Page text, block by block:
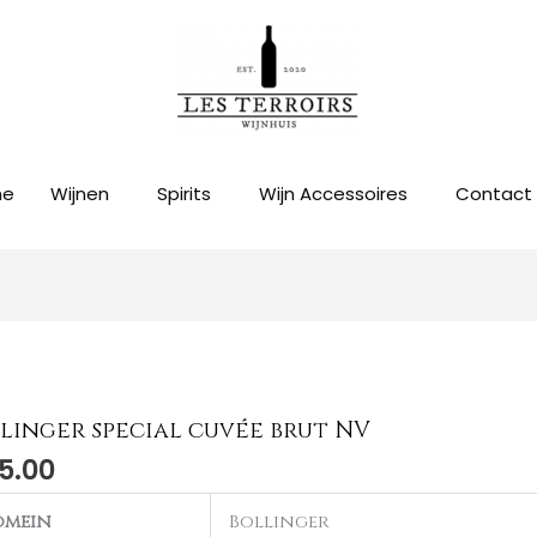
Wijnen Spirits Wijn Accessoires Contact
special cuvée brut NV
Bollinger